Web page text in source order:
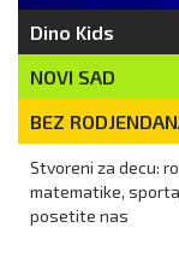
Dino Kids
NOVI SAD
BEZ
Stvoreni za decu:
matematike,
posetite nas